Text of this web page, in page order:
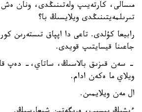
مىسالى، كارتەيىپ ولەتىنىڭدى، ونان ەش
تىرىلمەيتىنىڭدى ويلايسىڭ با؟
رابيعا كۇلدى. تاعى دا اپپاق تىستەرىن
جاعىنا قيسايتىپ قويدى.
- سەن قىزىق بالاسىڭ، ساتاي،- دەپ
ويلاي ما ەكەن ادام.
ال مەن ويلايمىن.